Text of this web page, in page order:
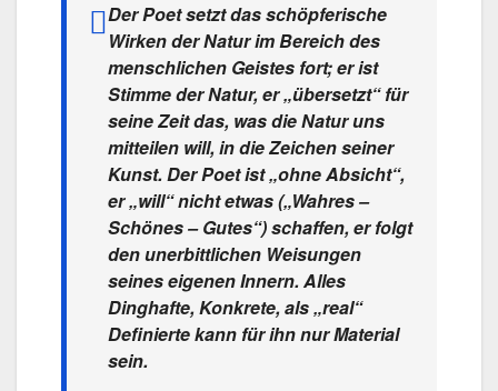
Der Poet setzt das schöpferische
Wirken der Natur im Bereich des
menschlichen Geistes fort; er ist
Stimme der Natur, er „übersetzt“ für
seine Zeit das, was die Natur uns
mitteilen will, in die Zeichen seiner
Kunst. Der Poet ist „ohne Absicht“,
er „will“ nicht etwas („Wahres –
Schönes – Gutes“) schaffen, er folgt
den unerbittlichen Weisungen
seines eigenen Innern. Alles
Dinghafte, Konkrete, als „real“
Definierte kann für ihn nur Material
sein.